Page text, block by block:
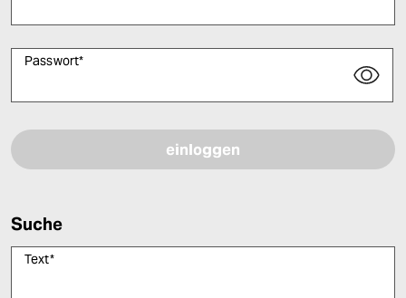
Passwort*
Suche
Text*